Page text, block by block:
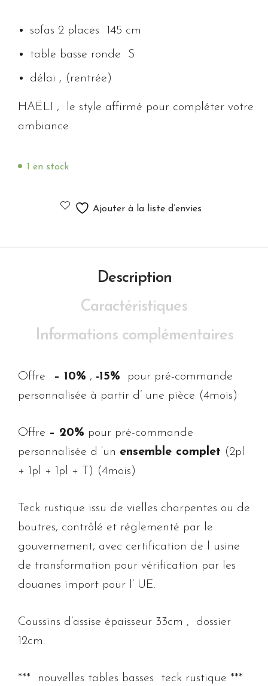
sofas 2 places 145 cm
table basse ronde S
délai , (rentrée)
HAËLI , le style affirmé pour compléter votre
ambiance
1 en stock
Ajouter à la liste d’envies
Description
Caractéristiques
Informations complémentaires
Offre – 10% , -15% pour pré-commande
personnalisée à partir d’ une pièce (4mois)
Offre – 20% pour pré-commande
personnalisée d ‘un ensemble complet (2pl
+ 1pl + 1pl + T) (4mois)
Teck rustique issu de vielles charpentes ou de
boutres, contrôlé et réglementé par le
gouvernement, avec certification de l usine
de transformation pour vérification par les
douanes import pour l’ UE.
Coussins d’assise épaisseur 33cm , dossier
12cm.
*** nouvelles tables basses teck rustique ***